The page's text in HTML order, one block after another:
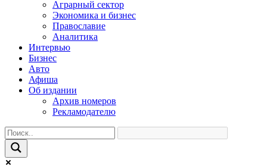
Аграрный сектор
Экономика и бизнес
Православие
Аналитика
Интервью
Бизнес
Авто
Афиша
Об издании
Архив номеров
Рекламодателю